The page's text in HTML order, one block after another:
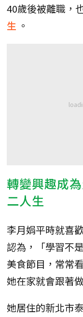
40歲後被離職，
生 。
轉變興趣成
二人生
李月娟平時就喜
認為，「學習不
美食節目，常常
她在家就會跟著
她居住的新北市